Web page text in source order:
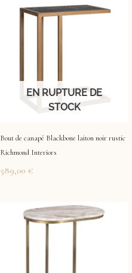
EN RUPTURE DE
STOCK
Bout de canapé Blackbone laiton noir rustic
Richmond Interiors
589,00 €